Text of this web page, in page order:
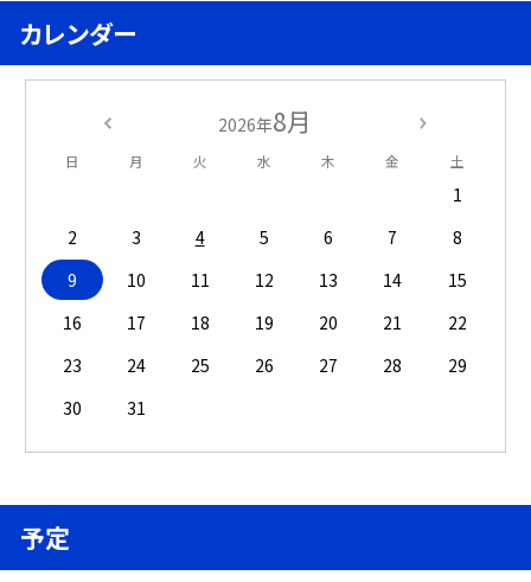
カレンダー
2026年8月
日 月 火 水 木 金 土
1
2
3 4 5 6 7
8
9
10 11 12 13 14
15
16
17 18 19 20 21
22
23
24 25 26 27 28
29
30
31
予定